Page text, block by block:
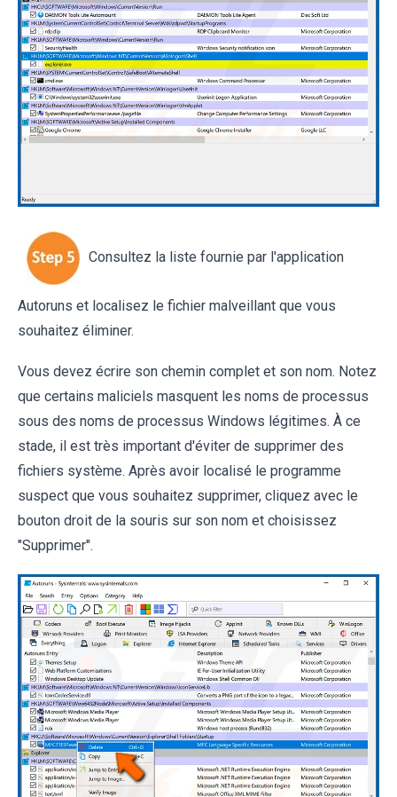
Consultez la liste fournie par l'application
Autoruns et localisez le fichier malveillant que vous
souhaitez éliminer.
Vous devez écrire son chemin complet et son nom. Notez
que certains maliciels masquent les noms de processus
sous des noms de processus Windows légitimes. À ce
stade, il est très important d'éviter de supprimer des
fichiers système. Après avoir localisé le programme
suspect que vous souhaitez supprimer, cliquez avec le
bouton droit de la souris sur son nom et choisissez
"Supprimer".